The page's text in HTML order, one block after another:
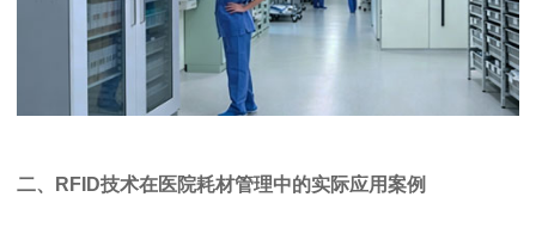
二、RFID技术在医院耗材管理中的实际应用案例